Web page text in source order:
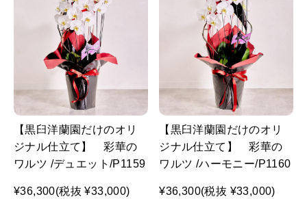
【黒臼洋蘭園だけのオリ
ジナル仕立て】 彩華の
ワルツ /デュエット/P1159
¥36,300(税抜 ¥33,000)
【黒臼洋蘭園だけのオリ
ジナル仕立て】 彩華の
ワルツ /ハーモニー/P1160
¥36,300(税抜 ¥33,000)